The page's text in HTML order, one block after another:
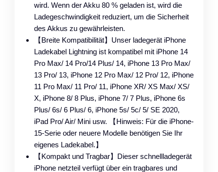
wird. Wenn der Akku 80 % geladen ist, wird die
Ladegeschwindigkeit reduziert, um die Sicherheit
des Akkus zu gewährleisten.
【Breite Kompatibilität】Unser ladegerät iPhone
Ladekabel Lightning ist kompatibel mit iPhone 14
Pro Max/ 14 Pro/14 Plus/ 14, iPhone 13 Pro Max/
13 Pro/ 13, iPhone 12 Pro Max/ 12 Pro/ 12, iPhone
11 Pro Max/ 11 Pro/ 11, iPhone XR/ XS Max/ XS/
X, iPhone 8/ 8 Plus, iPhone 7/ 7 Plus, iPhone 6s
Plus/ 6s/ 6 Plus/ 6, iPhone 5s/ 5c/ 5/ SE 2020,
iPad Pro/ Air/ Mini usw. 【Hinweis: Für die iPhone-
15-Serie oder neuere Modelle benötigen Sie Ihr
eigenes Ladekabel.】
【Kompakt und Tragbar】Dieser schnellladegerät
iPhone netzteil verfügt über ein tragbares und